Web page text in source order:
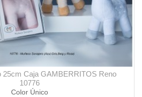
25cm Caja GAMBERRITOS Reno
10776
Color Único